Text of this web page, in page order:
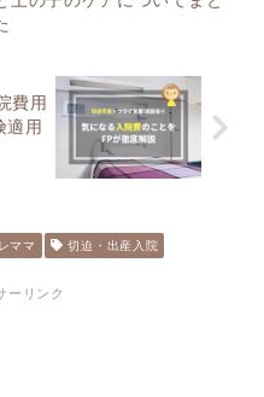
費用
適用
ママ 切迫・出産入院
ーリンク